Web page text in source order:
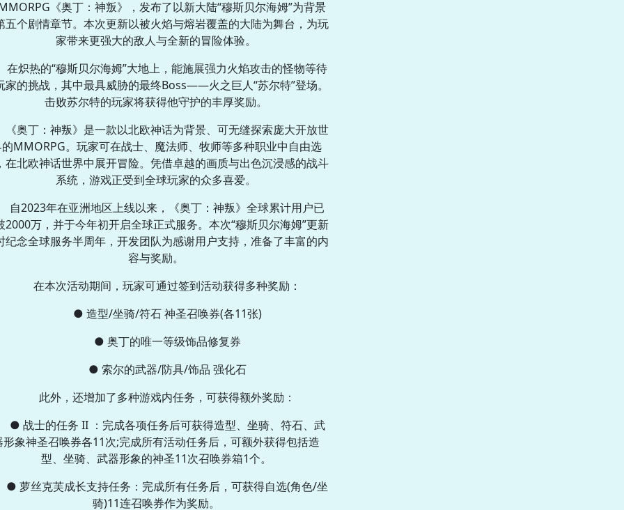
《奥丁：神叛》，发布了以新大陆“穆斯贝尔海姆”为背景
五个剧情章节。本次更新以被火焰与熔岩覆盖的大陆为舞台，为玩
家带来更强大的敌人与全新的冒险体验。
在炽热的“穆斯贝尔海姆”大地上，能施展强力火焰攻击的怪物等待
家的挑战，其中最具威胁的最终Boss——火之巨人“苏尔特”登场。
击败苏尔特的玩家将获得他守护的丰厚奖励。
《奥丁：神叛》是一款以北欧神话为背景、可无缝探索庞大开放世
MMORPG。玩家可在战士、魔法师、牧师等多种职业中自由选
在北欧神话世界中展开冒险。凭借卓越的画质与出色沉浸感的战斗
系统，游戏正受到全球玩家的众多喜爱。
自2023年在亚洲地区上线以来，《奥丁：神叛》全球累计用户已
2000万，并于今年初开启全球正式服务。本次“穆斯贝尔海姆”更新
纪念全球服务半周年，开发团队为感谢用户支持，准备了丰富的内
容与奖励。
在本次活动期间，玩家可通过签到活动获得多种奖励：
● 造型/坐骑/符石 神圣召唤券(各11张)
● 奥丁的唯一等级饰品修复券
● 索尔的武器/防具/饰品 强化石
此外，还增加了多种游戏内任务，可获得额外奖励：
● 战士的任务 II ：完成各项任务后可获得造型、坐骑、符石、武
形象神圣召唤券各11次;完成所有活动任务后，可额外获得包括造
型、坐骑、武器形象的神圣11次召唤券箱1个。
● 萝丝克芙成长支持任务：完成所有任务后，可获得自选(角色/坐
骑)11连召唤券作为奖励。